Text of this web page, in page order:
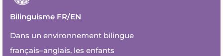
Bilinguisme FR/EN
Dans un environnement bilingue
français–anglais, les enfants